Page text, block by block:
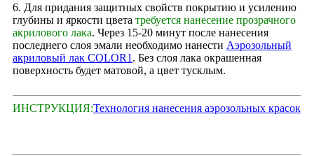
6. Для придания защитных свойств покрытию и усилению
глубины и яркости цвета требуется нанесение прозрачного
акрилового лака. Через 15‑20 минут после нанесения
последнего слоя эмали необходимо нанести Аэрозольный
акриловый лак COLOR1 . Без слоя лака окрашенная
поверхность будет матовой, а цвет тусклым.
ИНСТРУКЦИЯ:Технология нанесения аэрозольных красок